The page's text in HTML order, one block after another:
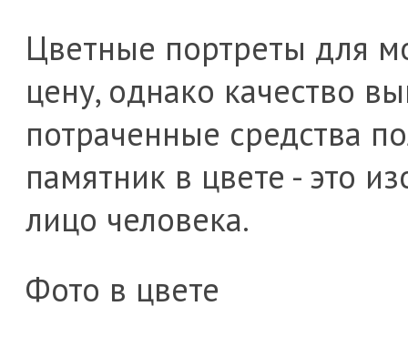
Цветные портреты для
цену, однако качество
потраченные средства
памятник в цвете - это
лицо человека.
Фото в цвете